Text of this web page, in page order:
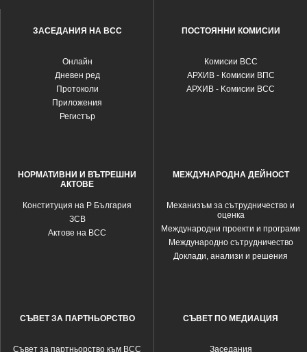
ЗАСЕДАНИЯ НА ВСС
Oнлайн
Дневен ред
Протоколи
Приложения
Регистър
ПОСТОЯННИ КОМИСИИ
Комисии ВСС
АРХИВ - Комисии ВПС
АРХИВ - Kомисии ВСС
НОРМАТИВНИ И ВЪТРЕШНИ
АКТОВЕ
Конституция на Р България
ЗСВ
Актове на ВСС
МЕЖДУНАРОДНА ДЕЙНОСТ
Механизъм за сътрудничество и
оценка
Международни проекти и програми
Международно сътрудничество
Доклади, анализи и решения
СЪВЕТ ЗА ПАРТНЬОРСТВО
Съвет за партньорство към ВСС
СЪВЕТ ПО МЕДИАЦИЯ
Заседания